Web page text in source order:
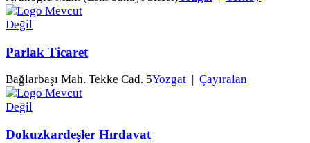
Parlak Ticaret
Bağlarbaşı Mah. Tekke Cad. 5Yozgat Çayıralan
Dokuzkardeşler Hırdavat